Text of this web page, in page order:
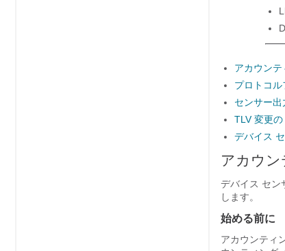
アカウン
プロトコ
センサー
TLV 変更
デバイス
アカウン
デバイス セン
します。
始める前に
アカウンティ